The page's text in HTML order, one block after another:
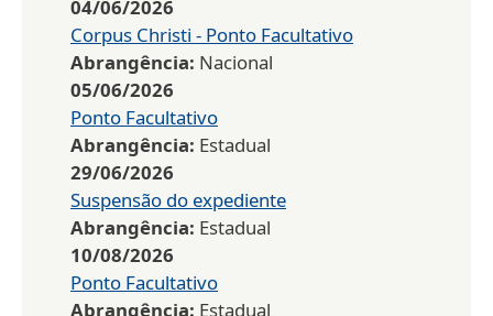
04/06/2026
Corpus Christi - Ponto Facultativo
Abrangência: Nacional
05/06/2026
Ponto Facultativo
Abrangência: Estadual
29/06/2026
Suspensão do expediente
Abrangência: Estadual
10/08/2026
Ponto Facultativo
Abrangência: Estadual